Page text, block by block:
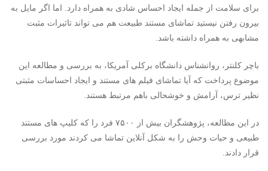
برای سلامت از جمله ایجاد احساس شادی به همراه دارد. اما اگر مایل به
بیرون رفتن نیستید تماشای مستند طبیعت هم می تواند تاثیرات مثبت
مشابهی به همراه داشته باشد.
باچر کلنتر، روانشناس دانشگاه برکلی آمریکا، به بررسی و مطالعه این
موضوع پرداخت که آیا تماشای فیلم های مستند و ایجاد احساسات مثبتی
نظیر ترس، آرامش و خوشحالی باهم مرتبط هستند.
در این مطالعه، پژوهشگران بیش از ۷۵۰۰ فرد را که کلیپ های مستند
طبیعی و حیات وحش را به شکل آنلاین تماشا می کردند مورد بررسی
قرار دادند.